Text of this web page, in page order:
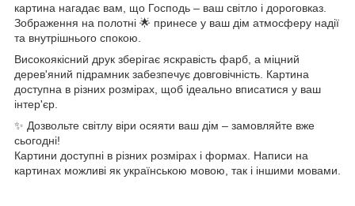
картина нагадає вам, що Господь – ваш світло і дороговказ.
Зображення на полотні 🌟 принесе у ваш дім атмосферу надії
та внутрішнього спокою.
Високоякісний друк зберігає яскравість фарб, а міцний
дерев'яний підрамник забезпечує довговічність. Картина
доступна в різних розмірах, щоб ідеально вписатися у ваш
інтер'єр.
✨ Дозвольте світлу віри осяяти ваш дім – замовляйте вже
сьогодні!
Картини доступні в різних розмірах і формах. Написи на
картинах можливі як українською мовою, так і іншими мовами.